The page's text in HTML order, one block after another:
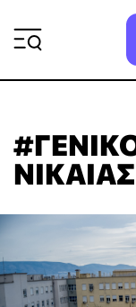
ΝΙΚΑΙΑΣ